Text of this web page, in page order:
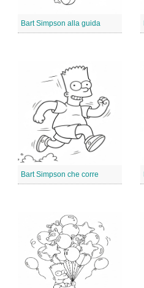
Bart Simpson alla guida
Bart Simpson che corre